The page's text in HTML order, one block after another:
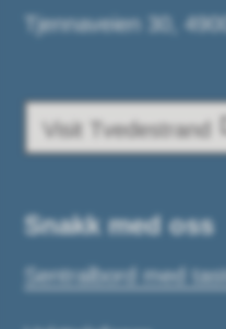
Tjennaveien 30,
Visit Tvedestrand
Snakk med oss
Sentralbord med